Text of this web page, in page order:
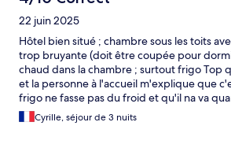
22 juin 2025
Hôtel bien situé ; chambre sous les toits
trop bruyante (doit être coupée pour
chaud dans la chambre ; surtout frigo Top
et la personne à l'accueil m'explique que
frigo ne fasse pas du froid et qu'il na va
monter pour voir ce qui ne va pas. J'ai
avec un service aussi lamentable.
Cyrille, séjour de 3 nuits